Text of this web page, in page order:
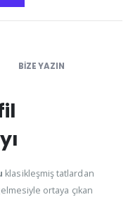
BIZE YAZIN
klasikleşmiş tatlardan
ortaya çıkan